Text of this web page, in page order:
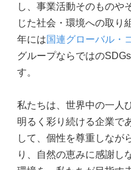
し、事業活動そのものや
じた社会・環境への取り
年には国連グローバル・
グループならではの
す。
私たちは、世界中の一人
明るく彩り続ける企業で
して、個性を尊重しなが
り、自然の恵みに感謝し